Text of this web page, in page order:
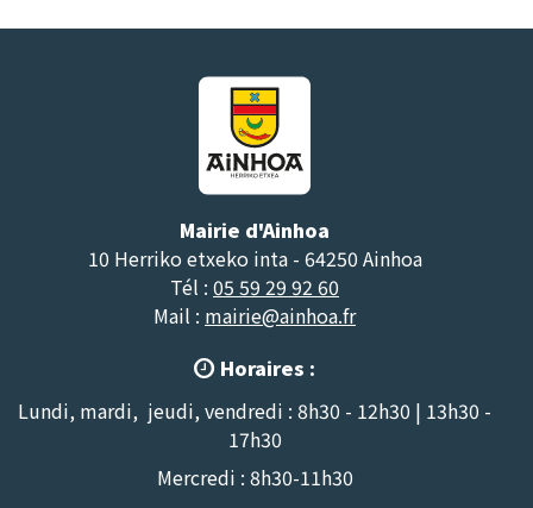
Mairie d'Ainhoa
10 Herriko etxeko inta - 64250 Ainhoa
Tél : 05 59 29 92 60
Mail : mairie@ainhoa.fr
 Horaires :
Lundi, mardi, jeudi, vendredi : 8h30 - 12h30 | 13h30 -
17h30
Mercredi : 8h30-11h30